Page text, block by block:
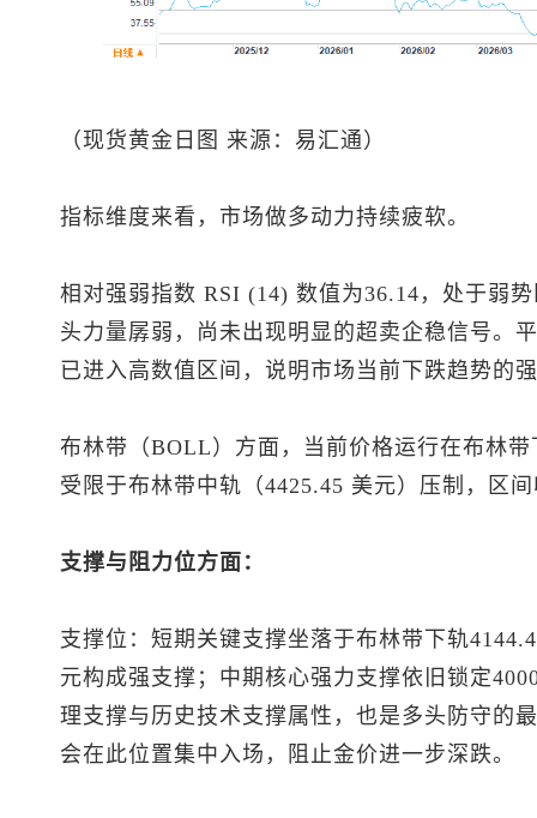
（现货黄金 日图 来源：易汇通）
指标维度来看，市场做多动力持续疲软。
相对强弱指数 RSI (14) 数值为36.14，处于弱
头力量孱弱，尚未出现明显的超卖企稳信号。
已进入高数值区间，说明市场当前下跌趋势的
布林带（BOLL）方面，当前价格运行在布林
受限于布林带中轨（4425.45 美元）压制，区
支撑与阻力位方面：
支撑位：短期关键支撑坐落于布林带下轨
元构成强支撑；中期核心强力支撑依旧锁定
理支撑与历史技术支撑属性，也是多头防守的
会在此位置集中入场，阻止金价进一步深跌。